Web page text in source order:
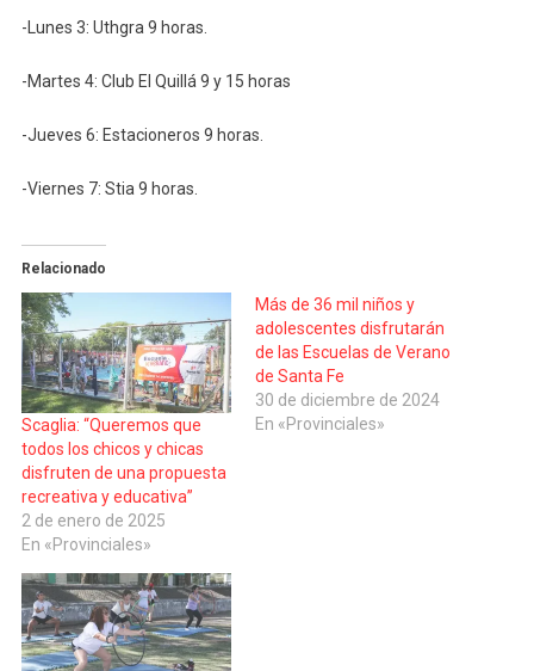
-Lunes 3: Uthgra 9 horas.
-Martes 4: Club El Quillá 9 y 15 horas
-Jueves 6: Estacioneros 9 horas.
-Viernes 7: Stia 9 horas.
Relacionado
Scaglia: “Queremos que
todos los chicos y chicas
disfruten de una propuesta
recreativa y educativa”
2 de enero de 2025
En «Provinciales»
Más de 36 mil niños y
adolescentes disfrutarán
de las Escuelas de Verano
de Santa Fe
30 de diciembre de 2024
En «Provinciales»